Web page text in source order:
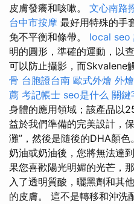
皮膚發癢和咳嗽。 文心南路
台中市按摩 最好用特殊的手
免不平衡和條帶。 local seo
明的圓形，準確的運動，以
可以防止攝影，而Skvalene
骨 台胞證台南 歐式外燴 外
薦 考記帳士 seo是什么 關鍵
身體的應用領域；該產品以
益於我們準備的完美設計，
灘”，然後是隨後的DHA顏
奶油或奶油後，您將無法達
果您喜歡陽光明媚的光芒，
入了透明質酸，曬黑劑和其
的皮膚。 這不是轉移和沖洗